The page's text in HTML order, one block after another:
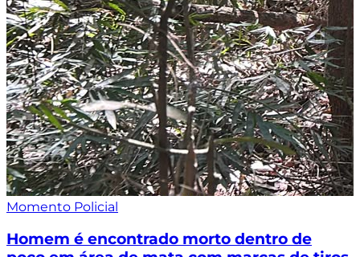
Momento Policial
Homem é encontrado morto dentro de